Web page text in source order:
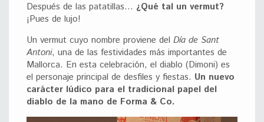
Después de las patatillas… ¿Qué tal un vermut?
¡Pues de lujo!
Un vermut cuyo nombre proviene del Día de Sant
Antoni, una de las festividades más importantes de
Mallorca. En esta celebración, el diablo (Dimoni) es
el personaje principal de desfiles y fiestas. Un nuevo
carácter lúdico para el tradicional papel del
diablo de la mano de Forma & Co.